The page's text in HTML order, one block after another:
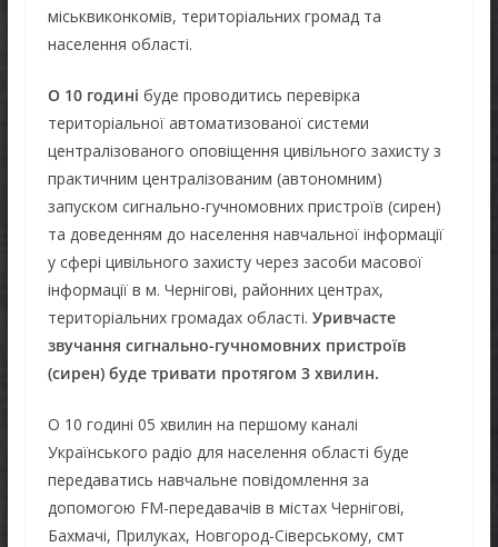
міськвиконкомів, територіальних громад та
населення області.
О 10 годині буде проводитись перевірка
територіальної автоматизованої системи
централізованого оповіщення цивільного захисту з
практичним централізованим (автономним)
запуском сигнально-гучномовних пристроїв (сирен)
та доведенням до населення навчальної інформації
у сфері цивільного захисту через засоби масової
інформації в м. Чернігові, районних центрах,
територіальних громадах області. Уривчасте
звучання сигнально-гучномовних пристроїв
(сирен) буде тривати протягом 3 хвилин.
О 10 годині 05 хвилин на першому каналі
Українського радіо для населення області буде
передаватись навчальне повідомлення за
допомогою FM-передавачів в містах Чернігові,
Бахмачі, Прилуках, Новгород-Сіверському, смт